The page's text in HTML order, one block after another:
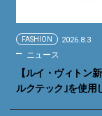
FASHION 2026.8.3
ニュース
【ルイ・ヴィトン
ルクテック｣を使用